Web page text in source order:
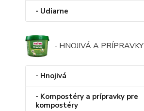
- Udiarne
- HNOJIVÁ A PRÍPRAVKY
- Hnojivá
- Kompostéry a prípravky pre
kompostéry